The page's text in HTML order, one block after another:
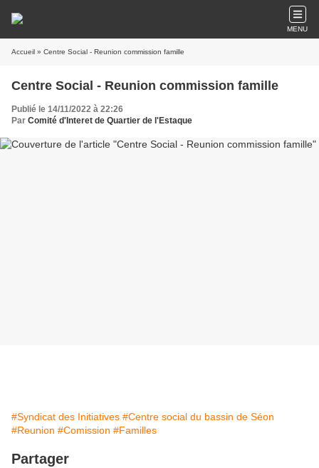
MENU
Accueil » Centre Social - Reunion commission famille
Centre Social - Reunion commission famille
Publié le 14/11/2022 à 22:26
Par Comité d'Interet de Quartier de l'Estaque
#Syndicat des Initiatives #Centre social du bassin de Séon
#Reunion #Comission #Familles
Partager